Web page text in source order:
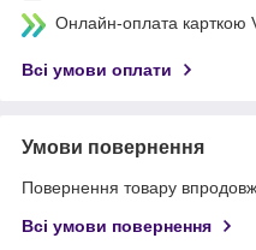
Онлайн-оплата карткою
Всі умови оплати
Умови повернення
Повернення товару
Всі умови повернення